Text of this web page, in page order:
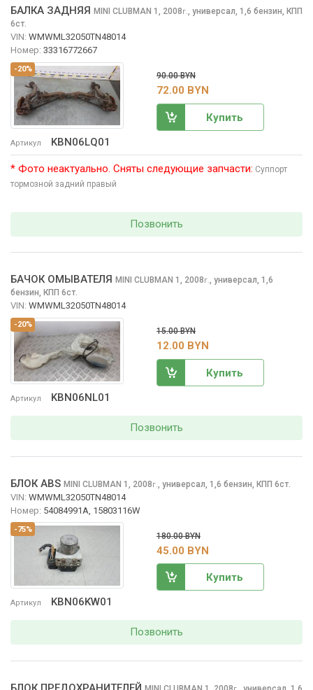
-20%
Артикул KBN06LQ01
БАЛКА ЗАДНЯЯ MINI CLUBMAN 1, 2008г., универсал, 1,6 бензин, КПП
6ст.
VIN: WMWML32050TN48014
Номер: 33316772667
90.00 BYN
72.00 BYN
Купить
* Фото неактуально. Сняты следующие запчасти: Суппорт
тормозной задний правый
Позвонить
-20%
Артикул KBN06NL01
БАЧОК ОМЫВАТЕЛЯ MINI CLUBMAN 1, 2008г., универсал, 1,6
бензин, КПП 6ст.
VIN: WMWML32050TN48014
15.00 BYN
12.00 BYN
Купить
Позвонить
-75%
Артикул KBN06KW01
БЛОК ABS MINI CLUBMAN 1, 2008г. универсал, 1,6 бензин, КПП 6ст.
VIN: WMWML32050TN48014
Номер: 54084991A, 15803116W
180.00 BYN
45.00 BYN
Купить
Позвонить